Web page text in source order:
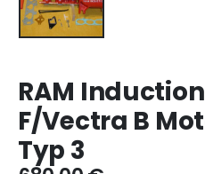
RAM
F/Vectra B
Typ 3